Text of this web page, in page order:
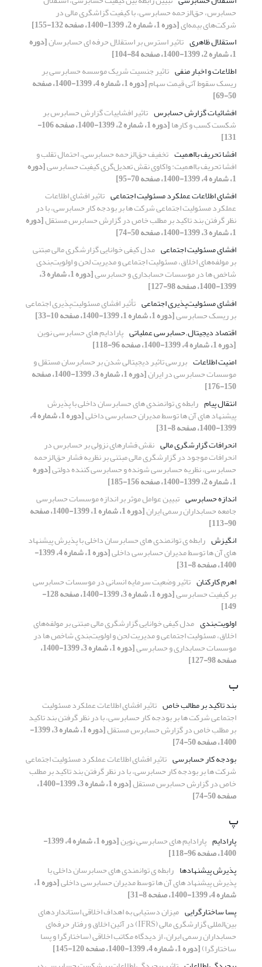
حسابرس، حق‌الزحمه حسابرسی، با کیفیت گزاشگری مالی در
شرکت‌های بیمه‌ای[دوره 1، شماره 2، 1399-1400، صفحه 132-155]
استقلال ظاهری تاثیر استرس بر استقلال حرفه ای حسابرسان[دوره
1، شماره 2، 1399-1400، صفحه 84-104]
اطلاعات و اخبار منفی تاثیر جنسیت شریک موسسه حسابرسی بر
ریسک سقوط آتی قیمت سهام [دوره 1، شماره 4، 1399-1400، صفحه
50-69]
افشائیات گزارش حسابرس تاثیر افشاییات گزارش حسابرس بر
شکست کسب و کارها [دوره 1، شماره 2، 1399-1400، صفحه 106-
131]
افشا تحریف بااهمیت تخفیف حق‌الزحمه حسابرسی، احتمال تقلب و
افشا تحریف بااهمیت: واکاوی نقش تعدیل‌گری کیفیت حسابرسی[دوره
1، شماره 4، 1399-1400، صفحه 70-95]
افشای اطلاعات عملکرد مسئولیت اجتماعی تاثیر افشای اطلاعات
عملکرد مسئولیت اجتماعی شرکت ها بر بودجه کار حسابرسی، با در
نظر گرفتن بند تاکید بر مطلب خاص در گزارش حسابرس مستقل[دوره
1، شماره 3، 1399-1400، صفحه 50-74]
افشای مسئولیت اجتماعی مدل کیفی خوانایی گزارشگری مالی مبتنی
بر مولفه‌های اخلاق، مسئولیت اجتماعی و مدیریت لحن و اولویت‌بندی
شاخص ها در موسسات حسابداری و حسابرسی [دوره 1، شماره 3،
1399-1400، صفحه 98-127]
افشای مسئولیت‌پذیری اجتماعی تأثیر افشای مسئولیت‌پذیری اجتماعی
بر ریسک حسابرسی[دوره 1، شماره 1، 1399-1400، صفحه 10-33]
اقتصاد دیجیتال.حسابرسی عملیاتی پارادایم های حسابرسی نوین
[دوره 1، شماره 4، 1399-1400، صفحه 96-118]
امنیت اطلاعات بررسی تاثیر دیجیتالی شدن بر حسابرسان مستقل و
موسسات حسابرسی در ایران [دوره 1، شماره 3، 1399-1400، صفحه
150-176]
انتقال پیام رابطه ی توانمندی های حسابرسان داخلی با پذیرش
پیشنهاد های آن ها توسط مدیران حسابرسی داخلی [دوره 1، شماره 4،
1399-1400، صفحه 8-31]
انحرافات گزارشگری مالی نقش فشارهای نزولی بر حسابرس در
انحرافات موجود در گزارشگری مالی مبتنی بر نظریه فشار حق‌الزحمه
حسابرسی، نظریه حسابرسی شونده و حسابرسی کننده دولتی[دوره
1، شماره 2، 1399-1400، صفحه 156-185]
اندازه حسابرسی تبیین عوامل موثر بر اندازه موسسات حسابرسی
جامعه حسابداران رسمی ایران [دوره 1، شماره 1، 1399-1400، صفحه
90-113]
انگیزش رابطه ی توانمندی های حسابرسان داخلی با پذیرش پیشنهاد
های آن ها توسط مدیران حسابرسی داخلی [دوره 1، شماره 4، 1399-
1400، صفحه 8-31]
اهرم کارکنان تاثیر وضعیت سرمایه انسانی در موسسات حسابرسی
بر کیفیت حسابرسی [دوره 1، شماره 3، 1399-1400، صفحه 128-
149]
اولویت‌بندی مدل کیفی خوانایی گزارشگری مالی مبتنی بر مولفه‌های
اخلاق، مسئولیت اجتماعی و مدیریت لحن و اولویت‌بندی شاخص ها در
موسسات حسابداری و حسابرسی [دوره 1، شماره 3، 1399-1400،
صفحه 98-127]
ب
بند تاکید بر مطالب خاص تاثیر افشای اطلاعات عملکرد مسئولیت
اجتماعی شرکت ها بر بودجه کار حسابرسی، با در نظر گرفتن بند تاکید
بر مطلب خاص در گزارش حسابرس مستقل [دوره 1، شماره 3، 1399-
1400، صفحه 50-74]
بودجه کار حسابرسی تاثیر افشای اطلاعات عملکرد مسئولیت اجتماعی
شرکت ها بر بودجه کار حسابرسی، با در نظر گرفتن بند تاکید بر مطلب
خاص در گزارش حسابرس مستقل [دوره 1، شماره 3، 1399-1400،
صفحه 50-74]
پ
پارادایم پارادایم های حسابرسی نوین [دوره 1، شماره 4، 1399-
1400، صفحه 96-118]
پذیرش پیشنهادها رابطه ی توانمندی های حسابرسان داخلی با
پذیرش پیشنهاد های آن ها توسط مدیران حسابرسی داخلی [دوره 1،
شماره 4، 1399-1400، صفحه 8-31]
پسا ساختارگرایی میزان دستیابی به اهداف اخلاقی استانداردهای
بین‌المللی گزارشگری مالی (IFRS) در آئین اخلاق و رفتار حرفه‌ای
حسابداران رسمی ایران، از دیدگاه مکاتب اخلاقی (ساختارگرا و پسا
ساختارگرا)[دوره 1، شماره 4، 1399-1400، صفحه 120-145]